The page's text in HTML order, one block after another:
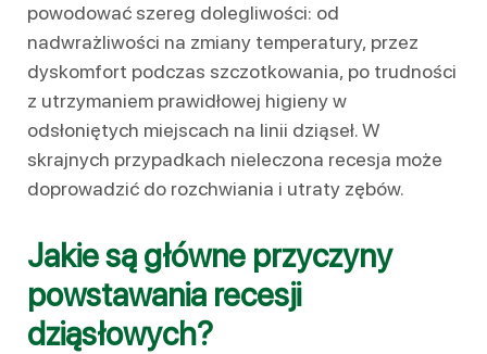
powodować szereg dolegliwości: od
nadwrażliwości na zmiany temperatury, przez
dyskomfort podczas szczotkowania, po trudności
z utrzymaniem prawidłowej higieny w
odsłoniętych miejscach na linii dziąseł. W
skrajnych przypadkach nieleczona recesja może
doprowadzić do rozchwiania i utraty zębów.
Jakie są główne przyczyny
powstawania recesji
dziąsłowych?